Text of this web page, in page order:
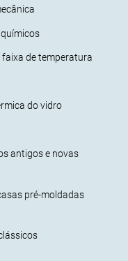
de temperatura
do vidro
antigos e novas
pré-moldadas